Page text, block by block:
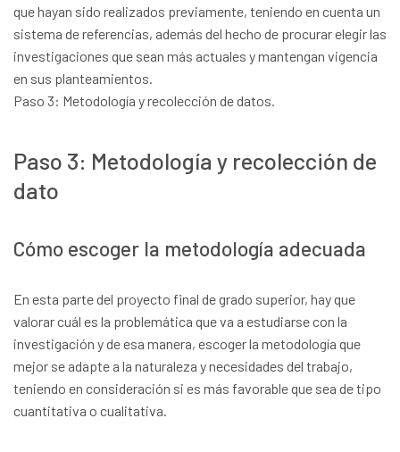
que hayan sido realizados previamente, teniendo en cuenta un
sistema de referencias, además del hecho de procurar elegir las
investigaciones que sean más actuales y mantengan vigencia
en sus planteamientos.
Paso 3: Metodología y recolección de datos.
Paso 3: Metodología y recolección de
dato
Cómo escoger la metodología adecuada
En esta parte del proyecto final de grado superior, hay que
valorar cuál es la problemática que va a estudiarse con la
investigación y de esa manera, escoger la metodología que
mejor se adapte a la naturaleza y necesidades del trabajo,
teniendo en consideración si es más favorable que sea de tipo
cuantitativa o cualitativa.